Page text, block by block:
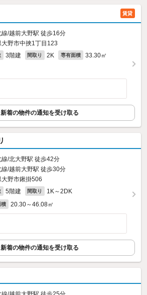
賃貸
線/越前大野駅 徒歩16分
大野市中挾1丁目123
3階建 間取り 2K 専有面積 33.30㎡
新着の物件の通知を受け取る
線/北大野駅 徒歩42分
線/越前大野駅 徒歩30分
大野市鍬掛506
5階建 間取り 1K～2DK
積 20.30～46.08㎡
新着の物件の通知を受け取る